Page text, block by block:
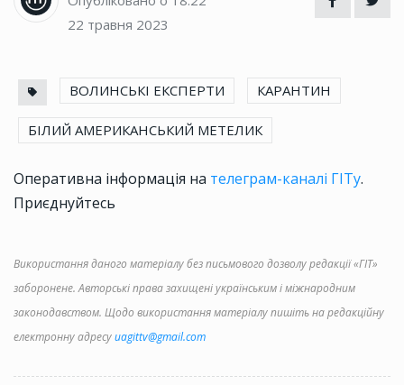
22 травня 2023
ВОЛИНСЬКІ ЕКСПЕРТИ КАРАНТИН
БІЛИЙ АМЕРИКАНСЬКИЙ МЕТЕЛИК
Оперативна інформація на телеграм-каналі ГІТу.
Приєднуйтесь
Використання даного матеріалу без письмового дозволу редакції «ГІТ»
заборонене. Авторські права захищені українським і міжнародним
законодавством. Щодо використання матеріалу пишіть на редакційну
електронну адресуuagittv@gmail.com